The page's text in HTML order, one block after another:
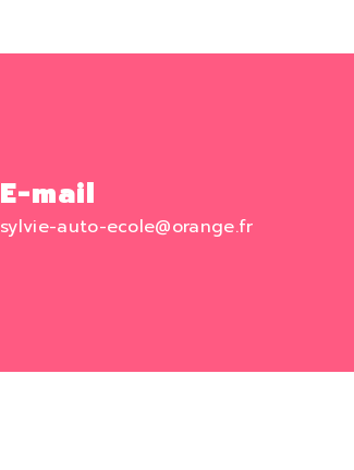
E-mail
sylvie-auto-ecole@orange.fr